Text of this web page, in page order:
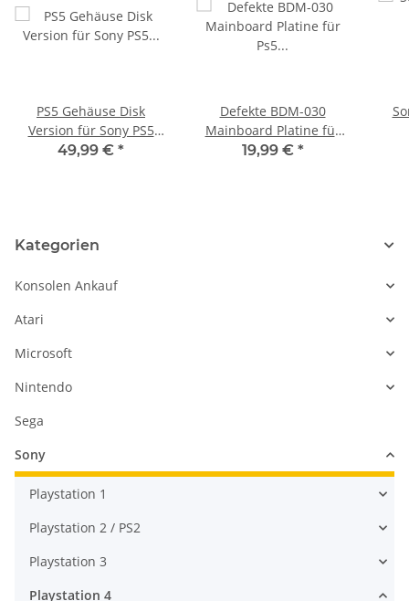
PS5 Gehäuse Disk
Version für Sony PS5
PlayStation 5 CFI-1016A
49,99 € *
Defekte BDM-030
Mainboard Platine für
Ps5 Playstation5
19,99 € *
Kategorien
Konsolen Ankauf
Atari
Microsoft
Nintendo
Sega
Sony
Playstation 1
Playstation 2 / PS2
Playstation 3
Playstation 4